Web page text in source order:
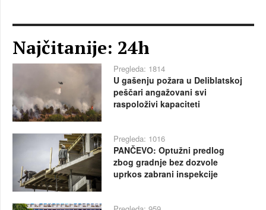
Najčitanije: 24h
Pregleda: 1814
U gašenju požara u Deliblatskoj
peščari angažovani svi
raspoloživi kapaciteti
Pregleda: 1016
PANČEVO: Optužni predlog
zbog gradnje bez dozvole
uprkos zabrani inspekcije